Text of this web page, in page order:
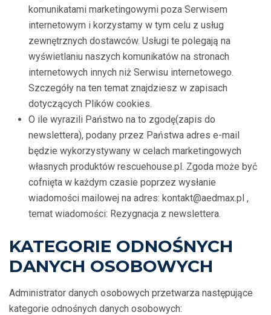
komunikatami marketingowymi poza Serwisem
internetowym i korzystamy w tym celu z usług
zewnętrznych dostawców. Usługi te polegają na
wyświetlaniu naszych komunikatów na stronach
internetowych innych niż Serwisu internetowego.
Szczegóły na ten temat znajdziesz w zapisach
dotyczących Plików cookies.
O ile wyrazili Państwo na to zgodę(zapis do
newslettera), podany przez Państwa adres e-mail
będzie wykorzystywany w celach marketingowych
własnych produktów rescuehouse.pl. Zgoda może być
cofnięta w każdym czasie poprzez wysłanie
wiadomości mailowej na adres: kontakt@aedmax.pl ,
temat wiadomości: Rezygnacja z newslettera.
KATEGORIE ODNOŚNYCH
DANYCH OSOBOWYCH
Administrator danych osobowych przetwarza następujące
kategorie odnośnych danych osobowych: